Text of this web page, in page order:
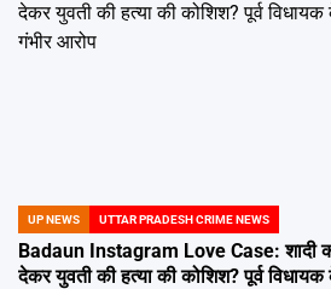
POSTED
IN
UP NEWS UTTAR PRADESH CRIME NEWS
Badaun Instagram Love Case: शादी
देकर युवती की हत्या की कोशिश? पूर्व